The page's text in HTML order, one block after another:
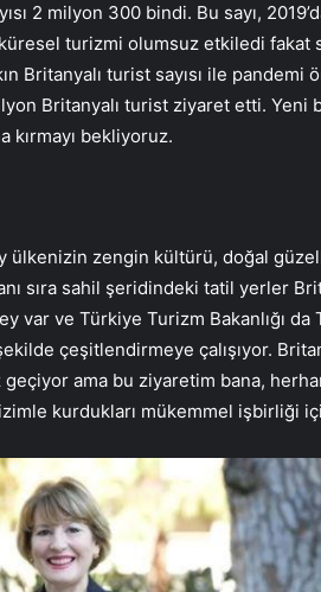
2 milyon 300 bindi. Bu sayı,
turizmi olumsuz etkiledi fakat
Britanyalı turist sayısı ile pandemi
Britanyalı turist ziyaret etti. Yeni
kırmayı bekliyoruz.
ülkenizin zengin kültürü, doğal
sıra sahil şeridindeki tatil yerler
var ve Türkiye Turizm Bakanlığı da
çeşitlendirmeye çalışıyor.
geçiyor ama bu ziyaretim bana,
kurdukları mükemmel işbirliği